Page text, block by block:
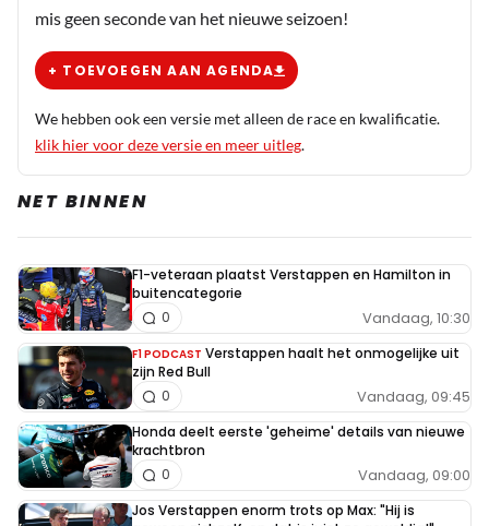
mis geen seconde van het nieuwe seizoen!
+ TOEVOEGEN AAN AGENDA
We hebben ook een versie met alleen de race en kwalificatie.
klik hier voor deze versie en meer uitleg.
NET BINNEN
F1-veteraan plaatst Verstappen en Hamilton in
buitencategorie
Vandaag, 10:30
0
F1 PODCAST Verstappen haalt het onmogelijke uit
zijn Red Bull
Vandaag, 09:45
0
Honda deelt eerste 'geheime' details van nieuwe
krachtbron
Vandaag, 09:00
0
Jos Verstappen enorm trots op Max: "Hij is